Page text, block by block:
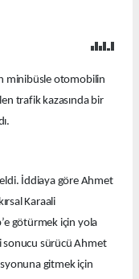
minibüsle otomobilin
trafik kazasında bir
İddiaya göre Ahmet
Karaali
götürmek için yola
sonucu sürücü Ahmet
gitmek için